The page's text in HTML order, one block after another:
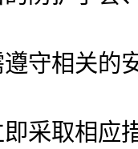
守相关的
采取相应